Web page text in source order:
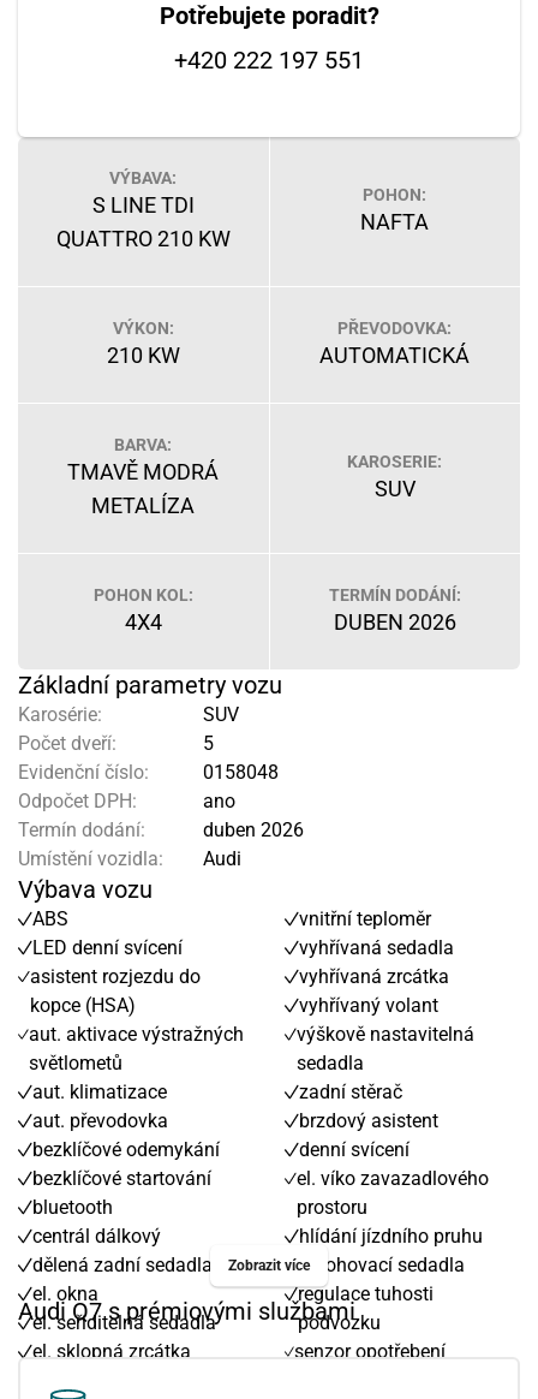
Potřebujete poradit?
+420 222 197 551
VÝBAVA:
S LINE TDI
QUATTRO 210 KW
POHON:
NAFTA
VÝKON:
210 KW
PŘEVODOVKA:
AUTOMATICKÁ
BARVA:
TMAVĚ MODRÁ
METALÍZA
KAROSERIE:
SUV
POHON KOL:
4X4
TERMÍN DODÁNÍ:
DUBEN 2026
Základní parametry vozu
Karosérie:
SUV
Počet dveří:
5
Evidenční číslo:
0158048
Odpočet DPH:
ano
Termín dodání:
duben 2026
Umístění vozidla:
Audi
Výbava vozu
ABS
LED denní svícení
asistent rozjezdu do
kopce (HSA)
aut. aktivace výstražných
světlometů
aut. klimatizace
aut. převodovka
bezklíčové odemykání
bezklíčové startování
bluetooth
centrál dálkový
dělená zadní sedadla
el. okna
el. seřiditelná sedadla
el. sklopná zrcátka
vnitřní teploměr
vyhřívaná sedadla
vyhřívaná zrcátka
vyhřívaný volant
výškově nastavitelná
sedadla
zadní stěrač
brzdový asistent
denní svícení
el. víko zavazadlového
prostoru
hlídání jízdního pruhu
polohovací sedadla
regulace tuhosti
podvozku
senzor opotřebení
Zobrazit více
Audi Q7 s prémiovými službami